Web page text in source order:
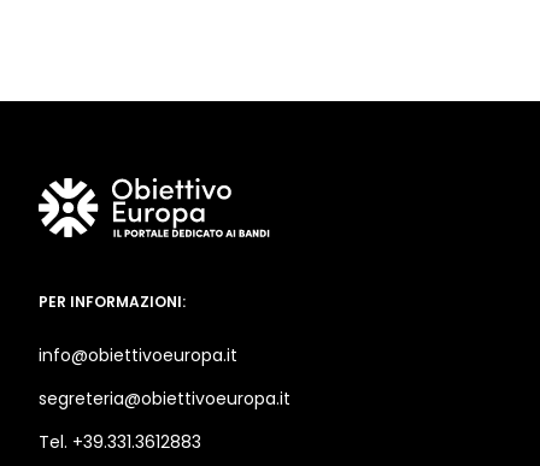
PER INFORMAZIONI:
info@obiettivoeuropa.it
segreteria@obiettivoeuropa.it
Tel. +39.331.3612883